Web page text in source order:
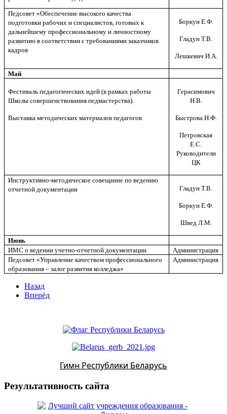
Педсовет «Обеспечение высокого качества
подготовки рабочих и специалистов, готовых к
дальнейшему профессиональному и личностному
развитию в соответствии с требованиями заказчиков
кадров
Боркун Е.Ф.
Гладун Т.В.
Лешкевич И.А.
Май
Фестиваль педагогических идей (в рамках работы
Школы совершенствования педмастерства).
Выставка методических материалов педагогов
Герасимович
Н.В.
Быстрова Н.Ф.
Петровская
Е.С.
Руководители
ЦК
Инструктивно-методическое совещание по ведению
отчетной документации
Гладун Т.В.
Боркун Е.Ф.
Швед Л.М.
Июнь
ИМС о ведении учетно-отчетной документации
Администрация
Педсовет «Управление качеством профессионального
образования – залог развития колледжа»
Администрация
Назад
Вперёд
Гимн Республики Беларусь
Результативность сайта